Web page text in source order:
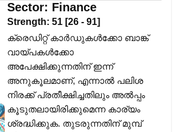
Sector: Finance
Strength: 51 [26 - 91]
ക്രെഡിറ്റ് കാർഡുകൾക്കോ ബാങ്ക്
വായ്പകൾക്കോ
അപേക്ഷിക്കുന്നതിന് ഇന്ന്
അനുകൂലമാണ്, എന്നാൽ പലിശ
നിരക്ക് പ്രതീക്ഷിച്ചതിലും അൽപ്പം
കൂടുതലായിരിക്കുമെന്ന കാര്യം
ശ്രദ്ധിക്കുക. തുടരുന്നതിന് മുമ്പ്